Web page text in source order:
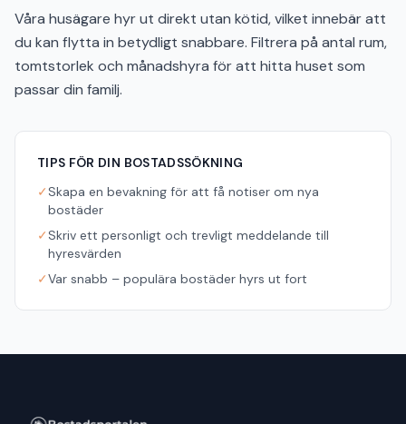
Våra husägare hyr ut direkt utan kötid, vilket innebär att
du kan flytta in betydligt snabbare. Filtrera på antal rum,
tomtstorlek och månadshyra för att hitta huset som
passar din familj.
TIPS FÖR DIN BOSTADSSÖKNING
✓Skapa en bevakning för att få notiser om nya
bostäder
✓Skriv ett personligt och trevligt meddelande till
hyresvärden
✓Var snabb – populära bostäder hyrs ut fort